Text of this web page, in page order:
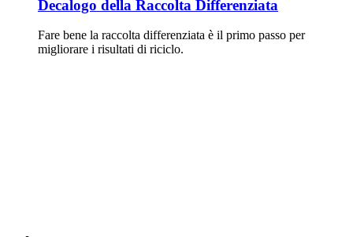
Decalogo della Raccolta Differenziata
Fare bene la raccolta differenziata è il primo passo per
migliorare i risultati di riciclo.